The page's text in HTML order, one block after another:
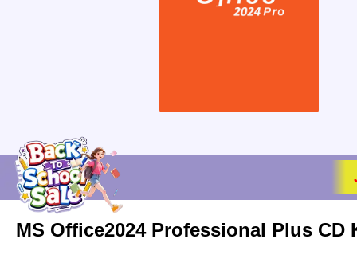
MS Office2024 Professional Plus CD